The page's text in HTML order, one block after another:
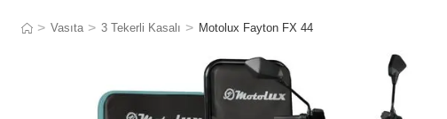
> Vasıta > 3 Tekerli Kasalı > Motolux Fayton FX 44